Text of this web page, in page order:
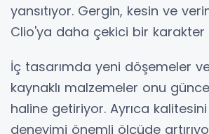
yansıtıyor. Gergin, kesin ve
Clio'ya daha çekici bir karakter
İç tasarımda yeni döşemeler
kaynaklı malzemeler onu
haline getiriyor. Ayrıca
deneyimi önemli ölçüde